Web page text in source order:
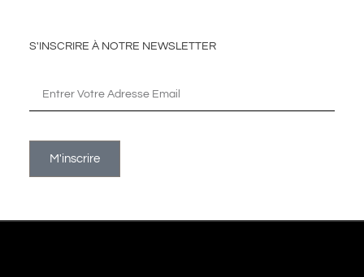
S'INSCRIRE À NOTRE NEWSLETTER
M'inscrire